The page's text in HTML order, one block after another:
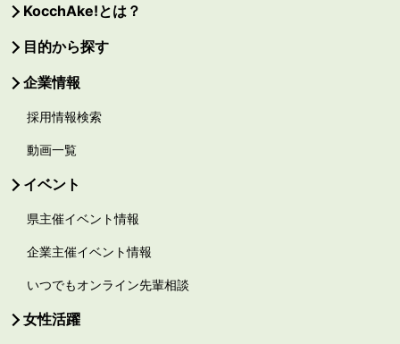
KocchAke!とは？
目的から探す
企業情報
採用情報検索
動画一覧
イベント
県主催イベント情報
企業主催イベント情報
いつでもオンライン先輩相談
女性活躍